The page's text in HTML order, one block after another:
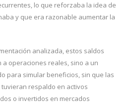
lo que reforzaba la idea de
y que era razonable aumentar la
analizada, estos saldos
operaciones reales, sino a un
para simular beneficios, sin que las
respaldo en activos
o invertidos en mercados